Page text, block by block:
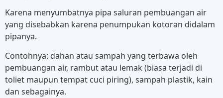
Karena menyumbatnya pipa saluran pembuangan air
yang disebabkan karena penumpukan kotoran didalam
pipanya.
Contohnya: dahan atau sampah yang terbawa oleh
pembuangan air, rambut atau lemak (biasa terjadi di
toliet maupun tempat cuci piring), sampah plastik, kain
dan sebagainya.